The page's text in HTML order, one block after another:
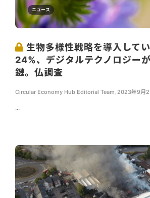
ニュース
生物多様性戦略を導入して
24%、デジタルテクノロジー
鍵。仏調査
Circular Economy Hub Editorial Team 2023年9月
...